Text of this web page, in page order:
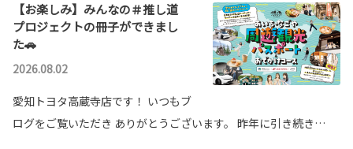
【お楽しみ】みんなの＃推し道
プロジェクトの冊子ができまし
た🚗
2026.08.02
愛知トヨタ高蔵寺店です！ いつもブ
ログをご覧いただき ありがとうございます。 昨年に引き続き…